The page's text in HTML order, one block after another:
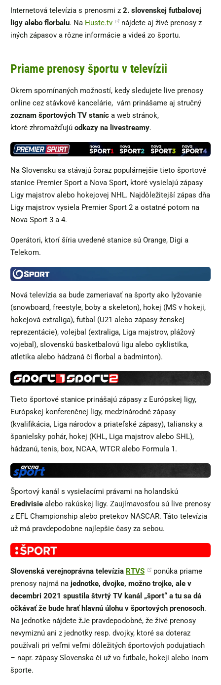
Internetová televízia s prenosmi z 2. slovenskej futbalovej
ligy alebo florbalu. Na Huste.tv
nájdete aj živé prenosy z
iných zápasov a rôzne informácie a videá zo športu.
Priame prenosy športu v televízii
Okrem spomínaných možností, kedy sledujete live prenosy
online cez stávkové kancelárie, vám prinášame aj stručný
zoznam športových TV staníc a web stránok,
ktoré zhromažďujú odkazy na livestreamy.
Na Slovensku sa stávajú čoraz populárnejšie tieto športové
stanice Premier Sport a Nova Sport, ktoré vysielajú zápasy
Ligy majstrov alebo hokejovej NHL. Najdôležitejší zápas dňa
Ligy majstrov vysiela Premier Sport 2 a ostatné potom na
Nova Sport 3 a 4.
Operátori, ktorí šíria uvedené stanice sú Orange, Digi a
Telekom.
Nová televízia sa bude zameriavať na športy ako lyžovanie
(snowboard, freestyle, boby a skeleton), hokej (MS v hokeji,
hokejová extraliga), futbal (U21 alebo zápasy ženskej
reprezentácie), volejbal (extraliga, Liga majstrov, plážový
vojebal), slovenskú basketbalovú ligu alebo cyklistika,
atletika alebo hádzaná či florbal a badminton).
Tieto športové stanice prinášajú zápasy z Európskej ligy,
Európskej konferenčnej ligy, medzinárodné zápasy
(kvalifikácia, Liga národov a priateľské zápasy), taliansky a
španielsky pohár, hokej (KHL, Liga majstrov alebo SHL),
hádzanú, tenis, box, NCAA, WTCR alebo Formula 1.
Športový kanál s vysielacími právami na holandskú
Eredivisie alebo rakúskej ligy. Zaujímavosťou sú live prenosy
z EFL Championship alebo pretekov NASCAR. Táto televízia
už má pravdepodobne najlepšie časy za sebou.
Slovenská verejnoprávna televízia RTVS
ponúka priame
prenosy najmä na jednotke, dvojke, možno trojke, ale v
decembri 2021 spustila štvrtý TV kanál „šport“ a tu sa dá
očkávať že bude hrať hlavnú úlohu v športových prenosoch.
Na jednotke nájdete žJe pravdepodobné, že živé prenosy
nevymiznú ani z jednotky resp. dvojky, ktoré sa doteraz
používali pri veľmi veľmi dôležitých športových podujatiach
– napr. zápasy Slovenska či už vo futbale, hokeji alebo inom
športe.